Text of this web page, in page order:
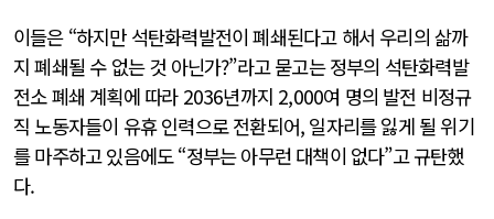
이들은 “하지만 석탄화력발전이 폐쇄된다고 해서 우리의 삶까
지 폐쇄될 수 없는 것 아닌가?”라고 묻고는 정부의 석탄화력발
전소 폐쇄 계획에 따라 2036년까지 2,000여 명의 발전 비정규
직 노동자들이 유휴 인력으로 전환되어, 일자리를 잃게 될 위기
를 마주하고 있음에도 “정부는 아무런 대책이 없다”고 규탄했
다.